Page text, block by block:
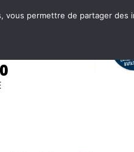
permettre de partager des